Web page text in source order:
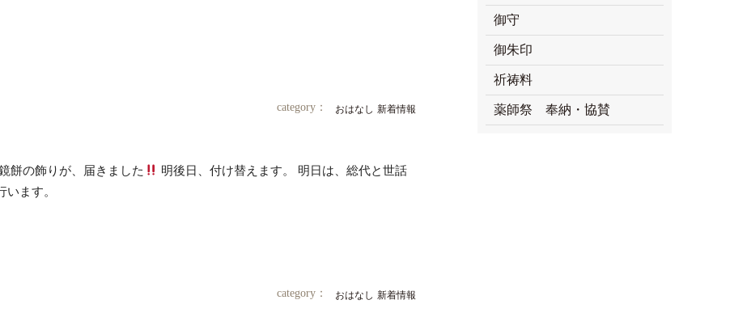
おはなし 新着情報
category：
餅の飾りが、届きました
明後日、付け替えます。 明日は、総代と世話
ます。
おはなし 新着情報
category：
御守
御朱印
祈祷料
薬師祭 奉納・協賛